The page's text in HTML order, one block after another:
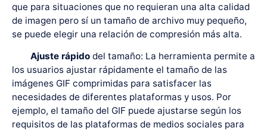
que para situaciones que no requieran una alta calidad
de imagen pero sí un tamaño de archivo muy pequeño,
se puede elegir una relación de compresión más alta.
Ajuste rápidodel tamaño: La herramienta permite a
los usuarios ajustar rápidamente el tamaño de las
imágenes GIF comprimidas para satisfacer las
necesidades de diferentes plataformas y usos. Por
ejemplo, el tamaño del GIF puede ajustarse según los
requisitos de las plataformas de medios sociales para